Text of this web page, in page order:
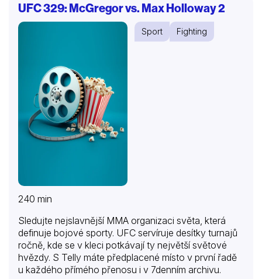
Sport.
UFC 329: McGregor vs. Max Holloway 2
Sport Fighting
240 min
Sledujte nejslavnější MMA organizaci světa, která
definuje bojové sporty. UFC servíruje desítky turnajů
ročně, kde se v kleci potkávají ty největší světové
hvězdy. S Telly máte předplacené místo v první řadě
u každého přímého přenosu i v 7denním archivu.